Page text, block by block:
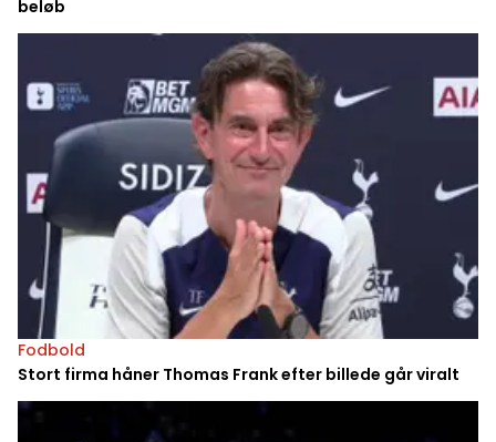
beløb
Fodbold
Stort firma håner Thomas Frank efter billede går viralt